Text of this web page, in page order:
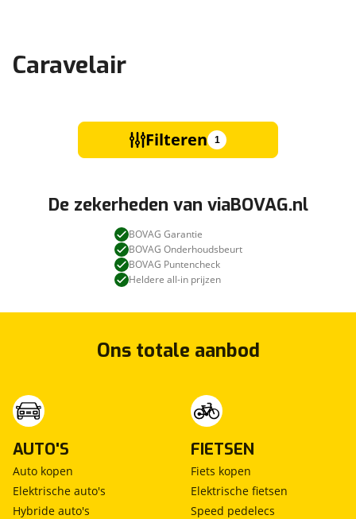
Caravelair
Filteren 1
De zekerheden van viaBOVAG.nl
BOVAG Garantie
BOVAG Onderhoudsbeurt
BOVAG Puntencheck
Heldere all-in prijzen
Ons totale aanbod
AUTO'S
Auto kopen
Elektrische auto's
Hybride auto's
FIETSEN
Fiets kopen
Elektrische fietsen
Speed pedelecs